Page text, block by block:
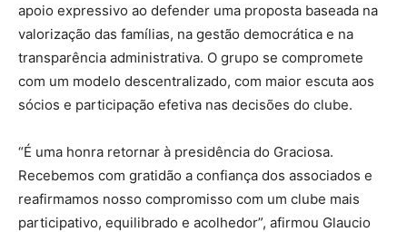
apoio expressivo ao defender uma proposta baseada na
valorização das famílias, na gestão democrática e na
transparência administrativa. O grupo se compromete
com um modelo descentralizado, com maior escuta aos
sócios e participação efetiva nas decisões do clube.
“É uma honra retornar à presidência do Graciosa.
Recebemos com gratidão a confiança dos associados e
reafirmamos nosso compromisso com um clube mais
participativo, equilibrado e acolhedor”, afirmou Glaucio